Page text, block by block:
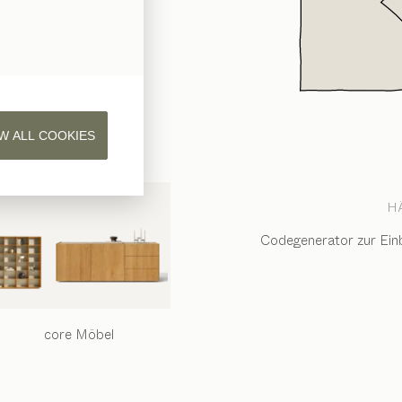
ALL COOKIES
core Möbel
Unternehmens­
Codegenerator zur